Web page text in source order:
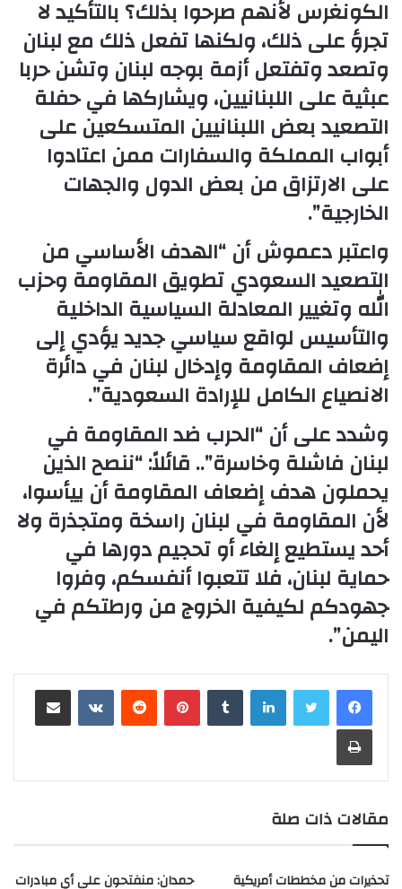
الكونغرس لأنهم صرحوا بذلك؟ بالتأكيد لا
تجرؤ على ذلك، ولكنها تفعل ذلك مع لبنان
وتصعد وتفتعل أزمة بوجه لبنان وتشن حربا
عبثية على اللبنانيين، ويشاركها في حفلة
التصعيد بعض اللبنانيين المتسكعين على
أبواب المملكة والسفارات ممن اعتادوا
على الارتزاق من بعض الدول والجهات
الخارجية”.
واعتبر دعموش أن “الهدف الأساسي من
التصعيد السعودي تطويق المقاومة وحزب
الله وتغيير المعادلة السياسية الداخلية
والتأسيس لواقع سياسي جديد يؤدي إلى
إضعاف المقاومة وإدخال لبنان في دائرة
الانصياع الكامل للإرادة السعودية”.
وشدد على أن “الحرب ضد المقاومة في
لبنان فاشلة وخاسرة”.. قائلاً: “ننصح الذين
يحملون هدف إضعاف المقاومة أن ييأسوا،
لأن المقاومة في لبنان راسخة ومتجذرة ولا
أحد يستطيع إلغاء أو تحجيم دورها في
حماية لبنان، فلا تتعبوا أنفسكم، وفروا
جهودكم لكيفية الخروج من ورطتكم في
اليمن”.
لينكدإن بينتيريست
مقالات ذات صلة
تحذيرات من مخططات أمريكية حمدان: منفتحون على أي مبادرات